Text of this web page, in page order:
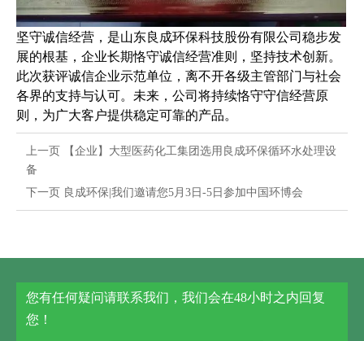
坚守诚信经营，是山东良成环保科技股份有限公司稳步发
展的根基，企业长期恪守诚信经营准则，坚持技术创新。
此次获评诚信企业示范单位，离不开各级主管部门与社会
各界的支持与认可。未来，公司将持续恪守守信经营原
则，为广大客户提供稳定可靠的产品。
上一页
【企业】大型医药化工集团选用良成环保循环水处理设
备
下一页 良成环保|我们邀请您5月3日-5日参加中国环博会
您有任何疑问请联系我们，我们会在48小时之内回复
您！